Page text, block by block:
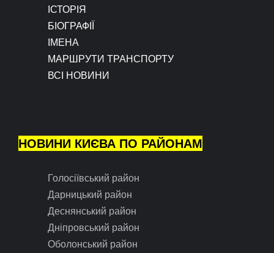
ІСТОРІЯ
БІОГРАФІЇ
ІМЕНА
МАРШРУТИ ТРАНСПОРТУ
ВСІ НОВИНИ
НОВИНИ КИЄВА ПО РАЙОНАМ
Голосіївський район
Дарницький район
Деснянський район
Дніпровський район
Оболонський район